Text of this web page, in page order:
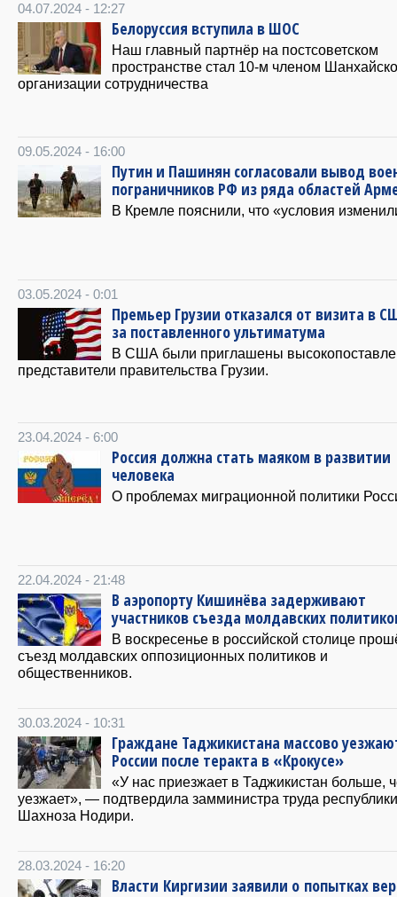
04.07.2024 - 12:27
Белоруссия вступила в ШОС
Наш главный партнёр на постсоветском
пространстве стал 10-м членом
организации сотрудничества
09.05.2024 - 16:00
Путин и Пашинян согласовали вывод
пограничников РФ из ряда областей
В Кремле пояснили, что «условия
03.05.2024 - 0:01
Премьер Грузии отказался от визита в
за поставленного ультиматума
В США были приглашены
представители правительства Грузии.
23.04.2024 - 6:00
Россия должна стать маяком в развитии
человека
О проблемах миграционной политики
22.04.2024 - 21:48
В аэропорту Кишинёва задерживают
участников съезда молдавских
В воскресенье в российской столице
съезд молдавских оппозиционных политиков и
общественников.
30.03.2024 - 10:31
Граждане Таджикистана массово
России после теракта в «Крокусе»
«У нас приезжает в Таджикистан больше,
уезжает», — подтвердила замминистра труда республики
Шахноза Нодири.
28.03.2024 - 16:20
Власти Киргизии заявили о попытках